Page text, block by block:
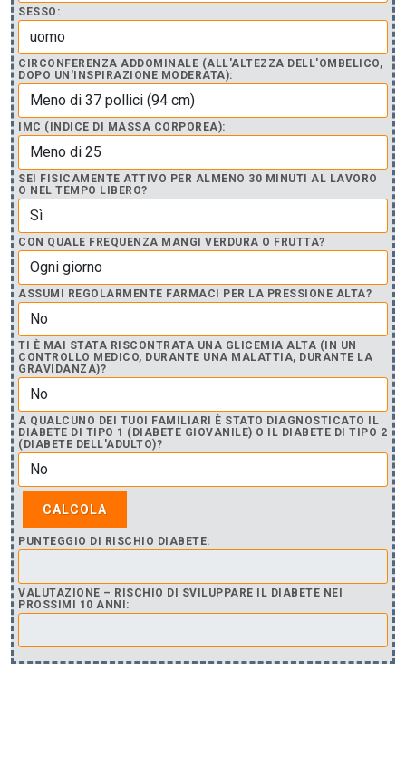
SESSO:
CIRCONFERENZA ADDOMINALE (ALL'ALTEZZA DELL'OMBELICO,
DOPO UN'INSPIRAZIONE MODERATA):
IMC (INDICE DI MASSA CORPOREA):
SEI FISICAMENTE ATTIVO PER ALMENO 30 MINUTI AL LAVORO
O NEL TEMPO LIBERO?
CON QUALE FREQUENZA MANGI VERDURA O FRUTTA?
ASSUMI REGOLARMENTE FARMACI PER LA PRESSIONE ALTA?
TI È MAI STATA RISCONTRATA UNA GLICEMIA ALTA (IN UN
CONTROLLO MEDICO, DURANTE UNA MALATTIA, DURANTE LA
GRAVIDANZA)?
A QUALCUNO DEI TUOI FAMILIARI È STATO DIAGNOSTICATO IL
DIABETE DI TIPO 1 (DIABETE GIOVANILE) O IL DIABETE DI TIPO 2
(DIABETE DELL'ADULTO)?
PUNTEGGIO DI RISCHIO DIABETE:
VALUTAZIONE – RISCHIO DI SVILUPPARE IL DIABETE NEI
PROSSIMI 10 ANNI: